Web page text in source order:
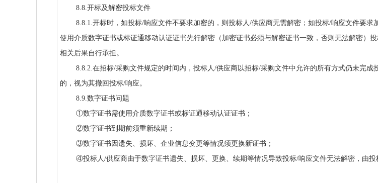
8.8.开标及解密投标文件
8.8.1.开标时，如投标/响应文件不要求加密的，则投标人/供应商无需解密；如投标/响应文件要求
使用介质数字证书或标证通移动认证证书先行解密（加密证书必须与解密证书一致，否则无法解密）
相关后果自行承担。
8.8.2.在招标/采购文件规定的时间内，投标人/供应商以招标/采购文件中允许的所有方式仍未完成
的，视为其撤回投标/响应。
8.9.数字证书问题
①数字证书需使用介质数字证书或标证通移动认证证书；
②数字证书到期前须重新续期；
③数字证书因遗失、损坏、企业信息变更等情况须更换新证书；
④投标人/供应商由于数字证书遗失、损坏、更换、续期等情况导致投标/响应文件无法解密，由投